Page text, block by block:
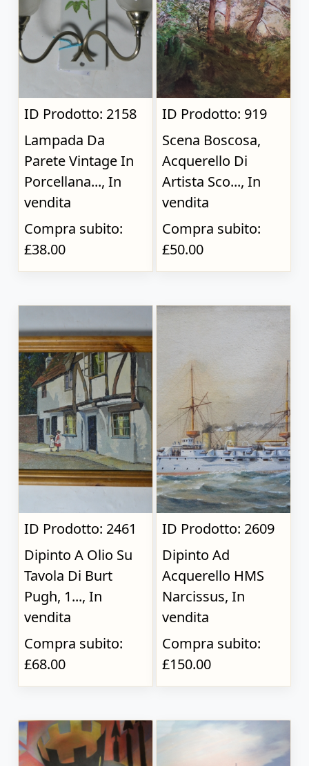
ID Prodotto: 2158
Lampada Da
Parete Vintage In
Porcellana..., In
vendita
Compra subito:
£38.00
ID Prodotto: 919
Scena Boscosa,
Acquerello Di
Artista Sco..., In
vendita
Compra subito:
£50.00
ID Prodotto: 2461
Dipinto A Olio Su
Tavola Di Burt
Pugh, 1..., In
vendita
Compra subito:
£68.00
ID Prodotto: 2609
Dipinto Ad
Acquerello HMS
Narcissus, In
vendita
Compra subito:
£150.00